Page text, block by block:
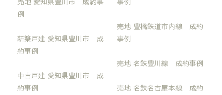
例
新築戸建 愛知県豊川市 成
約事例
中古戸建 愛知県豊川市 成
約事例
売地 豊橋鉄道市内線 成約
事例
売地 名鉄豊川線 成約事例
売地 名鉄名古屋本線 成約